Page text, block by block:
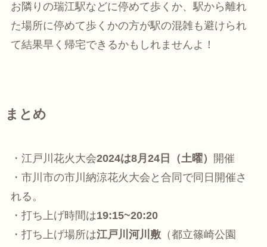
お隣りの瑞江駅などに停めて歩くか、駅から離れ
た場所に停めて歩くかの方が駅の混雑も避けられ
て結果早く帰宅できるかもしれませんよ！
まとめ
・江戸川花火大会2024は8月24日（土曜）
開催
・市川市の市川納涼花火大会と合同で同日開催さ
れる。
・打ち上げ時間は19:15~20:20
・打ち上げ場所は江戸川河川敷（都立篠崎公園